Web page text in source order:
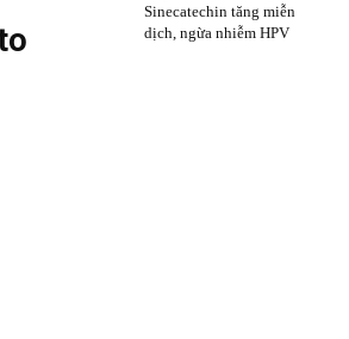
Sinecatechin tăng miễn
dịch, ngừa nhiễm HPV